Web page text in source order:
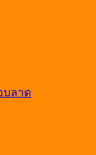
บลาด